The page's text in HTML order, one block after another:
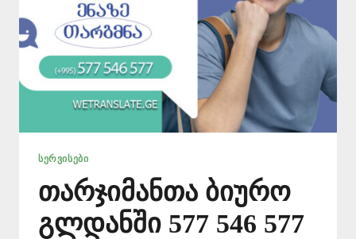
ᲡᲔᲠᲕᲘᲡᲔᲑᲘ
თარჯიმანთა ბიურო
გლდანში 577 546 577